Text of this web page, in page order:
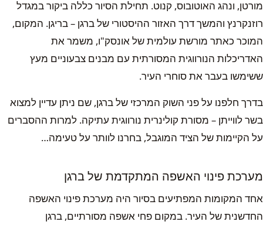
מורטן, ונהג האוטובוס, קנוט. תחילת הסיור כללה ביקור במגדל
רוזנקרנץ והמשך דרך האזור ההיסטורי של ברגן – בריגן. המקום,
המוכר כאתר מורשת עולמית של אונסק"ו, משמר את
האדריכלות הנורווגית המסורתית עם מבנים צבעוניים מעץ
ששימשו בעבר את סוחרי העיר.
בדרך חלפנו על פני השוק המרכזי של ברגן, שם ניתן עדיין למצוא
בשר לווייתן – מסורת קולינרית נורווגית עתיקה. למרות ההסברים
על הקיימות של הציד המוגבל, בחרנו לוותר על טעימה…
מערכת פינוי האשפה המתקדמת של ברגן
אחד המקומות המפתיעים בסיור היה מערכת פינוי האשפה
החדשנית של העיר. במקום פחי אשפה מסורתיים, ברגן